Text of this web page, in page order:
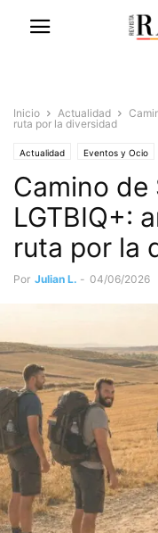
Inicio Actualidad
ruta por la diversidad
Actualidad Eventos y Ocio
​Camino de
LGTBIQ+:
ruta por la
Por Julian L. - 04/06/2026